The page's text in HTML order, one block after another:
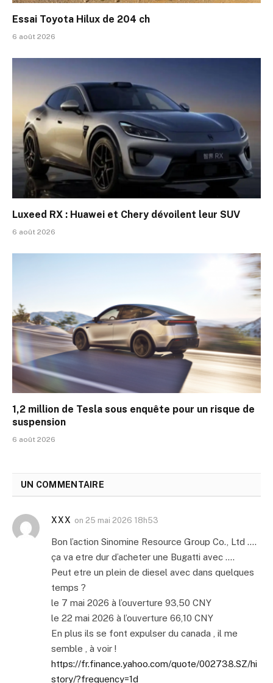
Essai Toyota Hilux de 204 ch
6 août 2026
Luxeed RX : Huawei et Chery dévoilent leur SUV
6 août 2026
1,2 million de Tesla sous enquête pour un risque de
suspension
6 août 2026
UN COMMENTAIRE
XXX on 25 mai 2026 18h53
Bon l’action Sinomine Resource Group Co., Ltd ….
ça va etre dur d’acheter une Bugatti avec ….
Peut etre un plein de diesel avec dans quelques
temps ?
le 7 mai 2026 à l’ouverture 93,50 CNY
le 22 mai 2026 à l’ouverture 66,10 CNY
En plus ils se font expulser du canada , il me
semble , à voir !
https://fr.finance.yahoo.com/quote/002738.SZ/hi
story/?frequency=1d